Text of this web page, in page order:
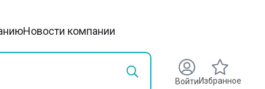
Новости компании
ВойтиИзбранное